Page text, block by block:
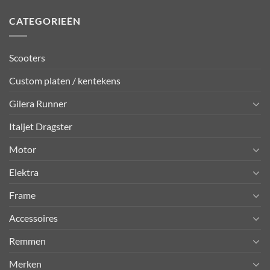
CATEGORIEËN
Scooters
Custom platen / kentekens
Gilera Runner
Italjet Dragster
Motor
Elektra
Frame
Accessoires
Remmen
Merken